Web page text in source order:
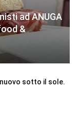
ad ANUGA
&
sotto il sole.